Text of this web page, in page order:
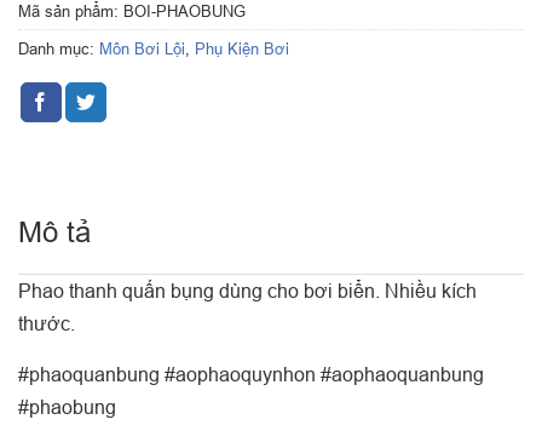
Mã sản phẩm: BOI-PHAOBUNG
Danh mục: Môn Bơi Lội, Phụ Kiện Bơi
Mô tả
Phao thanh quấn bụng dùng cho bơi biển. Nhiều kích
thước.
#phaoquanbung #aophaoquynhon #aophaoquanbung
#phaobung